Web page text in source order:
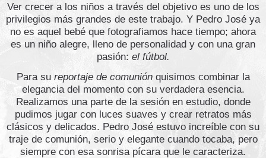
Ver crecer a los niños a través del objetivo es uno de los
privilegios más grandes de este trabajo. Y Pedro José ya
no es aquel bebé que fotografiamos hace tiempo; ahora
es un niño alegre, lleno de personalidad y con una gran
pasión: el fútbol.
Para su reportaje de comuniónquisimos combinar la
elegancia del momento con su verdadera esencia.
Realizamos una parte de la sesión en estudio, donde
pudimos jugar con luces suaves y crear retratos más
clásicos y delicados. Pedro José estuvo increíble con su
traje de comunión, serio y elegante cuando tocaba, pero
siempre con esa sonrisa pícara que le caracteriza.